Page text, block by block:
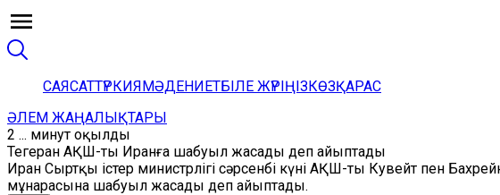
САЯСАТТҮРКИЯМӘДЕНИЕТБІЛЕ ЖҮРІҢІЗКӨЗҚАРАС
ӘЛЕМ ЖАҢАЛЫҚТАРЫ
2 ... минут оқылды
Тегеран АҚШ-ты Иранға шабуыл жасады деп айыптады
Иран Сыртқы істер министрлігі сәрсенбі күні АҚШ-ты Кувейт пен
мұнарасына шабуыл жасады деп айыптады.